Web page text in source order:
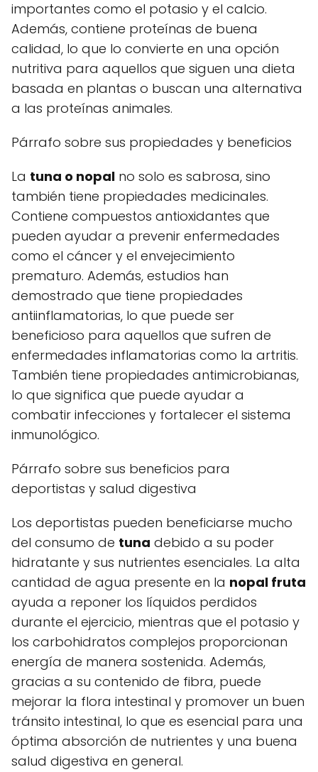
importantes como el potasio y el calcio.
Además, contiene proteínas de buena
calidad, lo que lo convierte en una opción
nutritiva para aquellos que siguen una dieta
basada en plantas o buscan una alternativa
a las proteínas animales.
Párrafo sobre sus propiedades y beneficios
La tuna o nopal no solo es sabrosa, sino
también tiene propiedades medicinales.
Contiene compuestos antioxidantes que
pueden ayudar a prevenir enfermedades
como el cáncer y el envejecimiento
prematuro. Además, estudios han
demostrado que tiene propiedades
antiinflamatorias, lo que puede ser
beneficioso para aquellos que sufren de
enfermedades inflamatorias como la artritis.
También tiene propiedades antimicrobianas,
lo que significa que puede ayudar a
combatir infecciones y fortalecer el sistema
inmunológico.
Párrafo sobre sus beneficios para
deportistas y salud digestiva
Los deportistas pueden beneficiarse mucho
del consumo de tuna debido a su poder
hidratante y sus nutrientes esenciales. La alta
cantidad de agua presente en la nopal fruta
ayuda a reponer los líquidos perdidos
durante el ejercicio, mientras que el potasio y
los carbohidratos complejos proporcionan
energía de manera sostenida. Además,
gracias a su contenido de fibra, puede
mejorar la flora intestinal y promover un buen
tránsito intestinal, lo que es esencial para una
óptima absorción de nutrientes y una buena
salud digestiva en general.